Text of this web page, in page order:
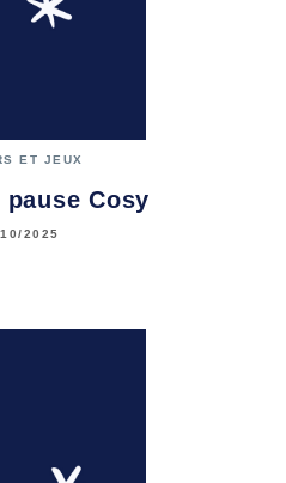
ET JEUX
Cosy
2025